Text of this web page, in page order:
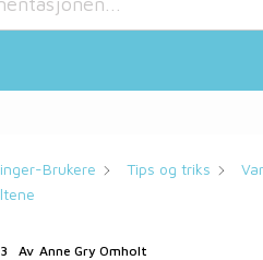
Brukere Tips og triks
Av Anne Gry Omholt